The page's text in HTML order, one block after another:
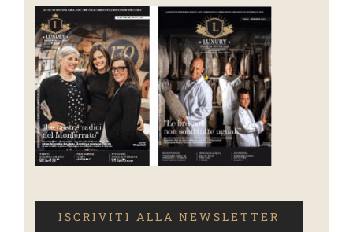
ISCRIVITI ALLA NEWSLETTER